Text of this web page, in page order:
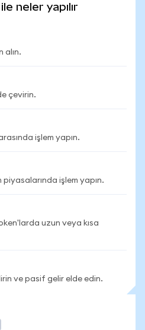
neler yapılır
alın.
çevirin.
işlem yapın.
işlem yapın.
uzun veya kısa
ve pasif gelir elde edin.